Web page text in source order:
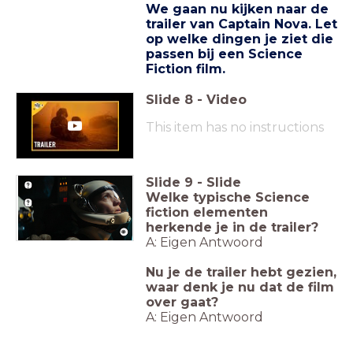
We gaan nu kijken naar de
trailer van Captain Nova. Let
op welke dingen je ziet die
passen bij een Science
Fiction film.
Slide 8 - Video
This item has no instructions
Slide 9 - Slide
Welke typische Science
fiction elementen
herkende je in de trailer?
A: Eigen Antwoord
Nu je de trailer hebt gezien,
waar denk je nu dat de film
over gaat?
A: Eigen Antwoord